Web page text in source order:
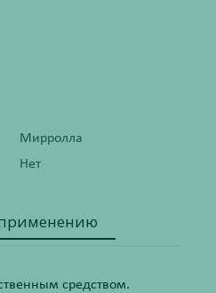
Мирролла
Нет
средством.